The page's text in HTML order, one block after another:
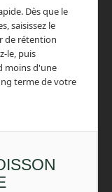
Dès que le
saisissez le
de rétention
le, puis
moins d'une
terme de votre